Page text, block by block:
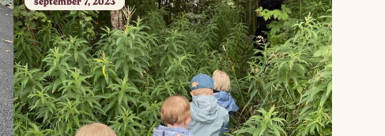
Slørskya –
Fireåringen
Lagskya –
Femåringen
Slørskyan
Lagskyan